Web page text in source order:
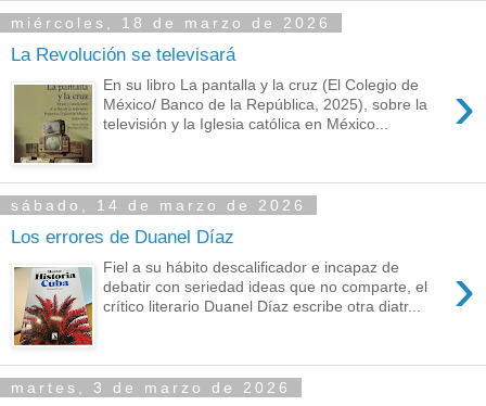
miércoles, 18 de marzo de 2026
La Revolución se televisará
›
En su libro La pantalla y la cruz (El Colegio de
México/ Banco de la República, 2025), sobre la
televisión y la Iglesia católica en México...
sábado, 14 de marzo de 2026
Los errores de Duanel Díaz
›
Fiel a su hábito descalificador e incapaz de
debatir con seriedad ideas que no comparte, el
crítico literario Duanel Díaz escribe otra diatr...
martes, 3 de marzo de 2026